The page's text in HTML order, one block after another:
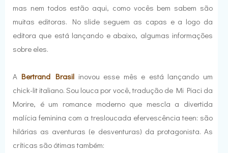
mas nem todos estão aqui, como vocês bem sabem são
muitas editoras. No slide seguem as capas e a logo da
editora que está lançando e abaixo, algumas informações
sobre eles.
A Bertrand Brasil inovou esse mês e está lançando um
chick-lit italiano. Sou louca por você, tradução de Mi Piaci da
Morire, é um romance moderno que mescla a divertida
malícia feminina com a tresloucada efervescência teen: são
hilárias as aventuras (e desventuras) da protagonista. As
críticas são ótimas também: